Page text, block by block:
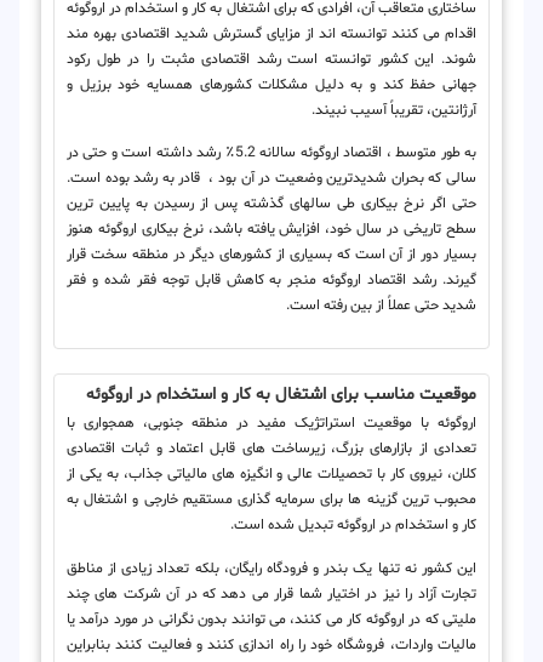
ساختاری متعاقب آن، افرادی که برای اشتغال به کار و استخدام در اروگوئه
اقدام می کنند توانسته اند از مزایای گسترش شدید اقتصادی بهره مند
شوند. این کشور توانسته است رشد اقتصادی مثبت را در طول رکود
جهانی حفظ کند و به دلیل مشکلات کشورهای همسایه خود برزیل و
آرژانتین، تقریباً آسیب نبیند.
به طور متوسط ​​، اقتصاد اروگوئه سالانه 5.2٪ رشد داشته است و حتی در
سالی که بحران شدیدترین وضعیت در آن بود ، قادر به رشد بوده است.
حتی اگر نرخ بیکاری طی سالهای گذشته پس از رسیدن به پایین ترین
سطح تاریخی در سال خود، افزایش یافته باشد، نرخ بیکاری اروگوئه هنوز
بسیار دور از آن است که بسیاری از کشورهای دیگر در منطقه سخت قرار
گیرند. رشد اقتصاد اروگوئه منجر به کاهش قابل توجه فقر شده و فقر
شدید حتی عملاً از بین رفته است.
موقعیت مناسب برای اشتغال به کار و استخدام در اروگوئه
اروگوئه با موقعیت استراتژیک مفید در منطقه جنوبی، همجواری با
تعدادی از بازارهای بزرگ، زیرساخت های قابل اعتماد و ثبات اقتصادی
کلان، نیروی کار با تحصیلات عالی و انگیزه های مالیاتی جذاب، به یکی از
محبوب ترین گزینه ها برای سرمایه گذاری مستقیم خارجی و اشتغال به
کار و استخدام در اروگوئه تبدیل شده است.
این کشور نه تنها یک بندر و فرودگاه رایگان، بلکه تعداد زیادی از مناطق
تجارت آزاد را نیز در اختیار شما قرار می دهد که در آن شرکت های چند
ملیتی که در اروگوئه کار می کنند، می توانند بدون نگرانی در مورد درآمد یا
مالیات واردات، فروشگاه خود را راه اندازی کنند و فعالیت کنند بنابراین